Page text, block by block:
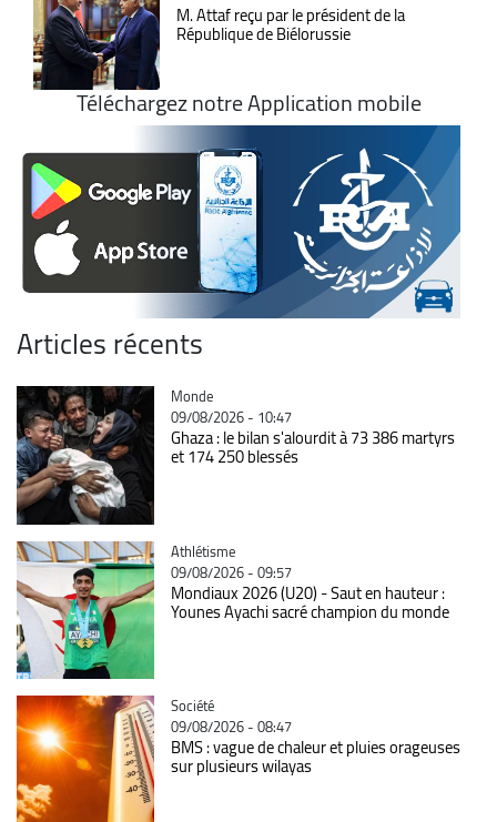
M. Attaf reçu par le président de la
République de Biélorussie
Téléchargez notre Application mobile
Articles récents
Catégorie
Monde
09/08/2026 - 10:47
Ghaza : le bilan s'alourdit à 73 386 martyrs
et 174 250 blessés
Catégorie
Athlétisme
09/08/2026 - 09:57
Mondiaux 2026 (U20) - Saut en hauteur :
Younes Ayachi sacré champion du monde
Catégorie
Société
09/08/2026 - 08:47
BMS : vague de chaleur et pluies orageuses
sur plusieurs wilayas